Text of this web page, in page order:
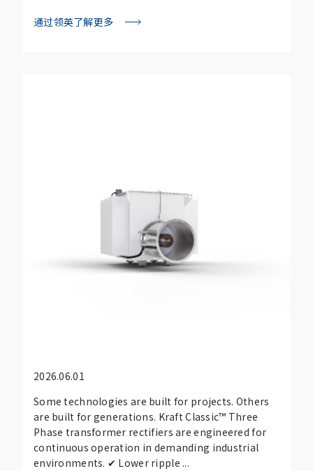
通过领英了解更多
2026.06.01
Some technologies are built for projects. Others
are built for generations. Kraft Classic™ Three
Phase transformer rectifiers are engineered for
continuous operation in demanding industrial
environments. ✔ Lower ripple ...